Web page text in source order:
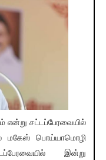
என்று சட்டப்பேரவையில்
மகேஸ் பொய்யாமொழி
இன்று